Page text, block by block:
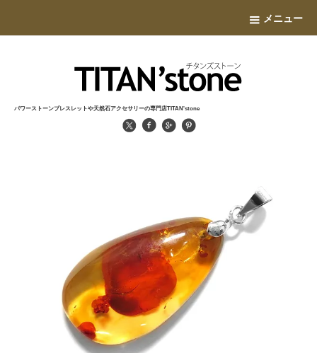
メニュー
パワーストーンブレスレットや天然石アクセサリーの専門店TITAN'stone